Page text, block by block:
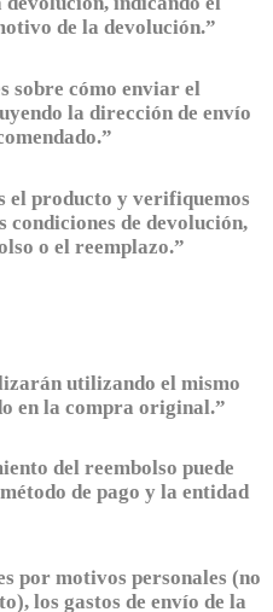
de la devolución.”
sobre cómo enviar el
la dirección de envío
el producto y verifiquemos
condiciones de devolución,
o el reemplazo.”
utilizando el mismo
en la compra original.”
del reembolso puede
de pago y la entidad
por motivos personales (no
los gastos de envío de la